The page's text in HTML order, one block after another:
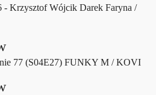
- Krzysztof Wójcik Darek Faryna /
77 (S04E27) FUNKY M / KOVI